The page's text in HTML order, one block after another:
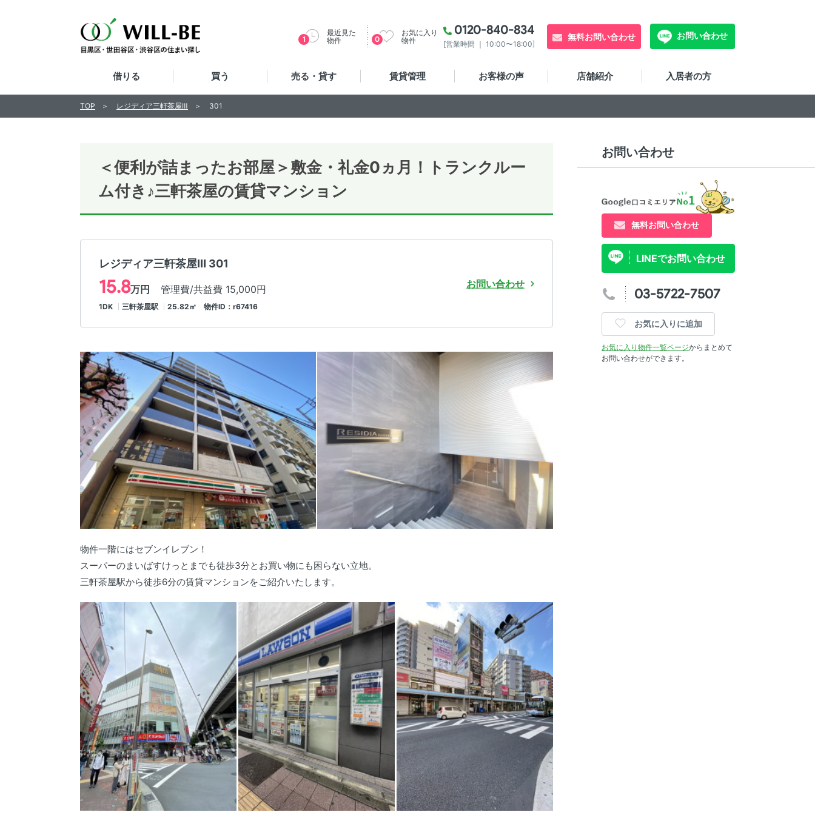
0120-840-834
[営業時間 ｜ 10:00〜18:00]
無料お問い合わせ お問い合わせ
最近見た
物件
1
お気に入り
物件
0
借りる 買う 売る・貸す 賃貸管理 お客様の声 店舗紹介 入居者の方
＜便利が詰まったお部屋＞敷金・礼金0ヵ月！
トランクルー
ム付き♪三軒茶屋の賃貸マンション
レジディア三軒茶屋Ⅲ 301
15.8万円 管理費/共益費 15,000円
1DK 三軒茶屋駅 25.82㎡ 物件ID：r67416
お問い合わせ
物件一階にはセブンイレブン！
スーパーのまいばすけっとまでも徒歩3分とお買い物にも困らない立地。
三軒茶屋駅から徒歩6分の賃貸マンションをご紹介いたします。
お問い合わせ
無料お問い合わせ
LINEでお問い合わせ
03-5722-7507
お気に入りに追加
お気に入り物件一覧ページからまとめて
お問い合わせができます。
TOP レジディア三軒茶屋Ⅲ 301